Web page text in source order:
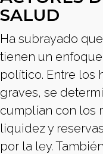
SALUD
Ha subrayado
tienen un
político. Entre los
graves, se
cumplían con los
liquidez y
por la ley.